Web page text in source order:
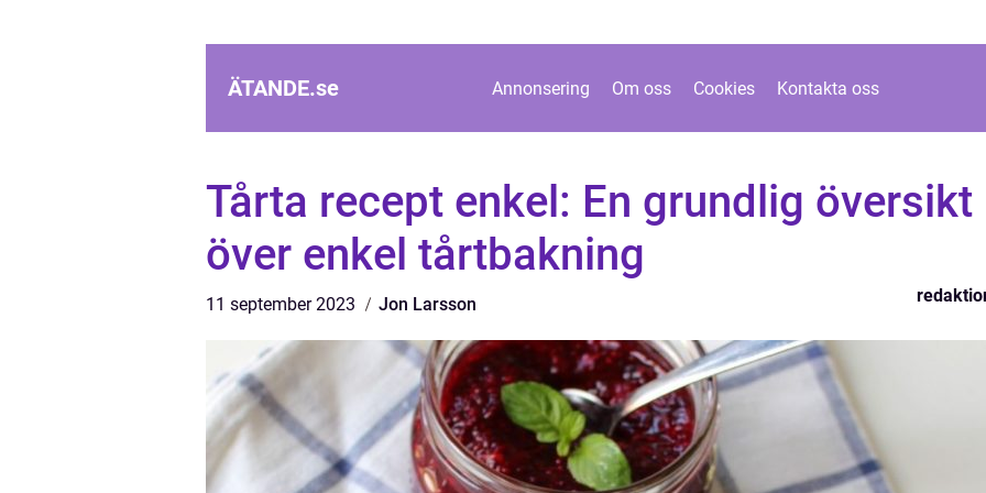
ÄTANDE.se Annonsering Om oss Cookies Kontakta oss
Tårta recept enkel: En grundlig översikt
över enkel tårtbakning
11 september 2023 Jon Larsson